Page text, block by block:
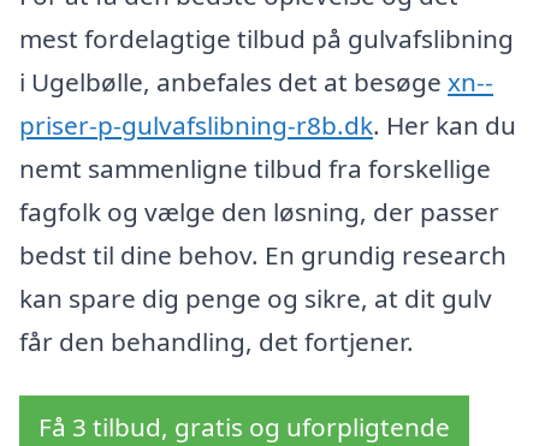
mest fordelagtige tilbud på gulvafslibning
i Ugelbølle, anbefales det at besøge xn--
priser-p-gulvafslibning-r8b.dk. Her kan du
nemt sammenligne tilbud fra forskellige
fagfolk og vælge den løsning, der passer
bedst til dine behov. En grundig research
kan spare dig penge og sikre, at dit gulv
får den behandling, det fortjener.
Få 3 tilbud, gratis og uforpligtende